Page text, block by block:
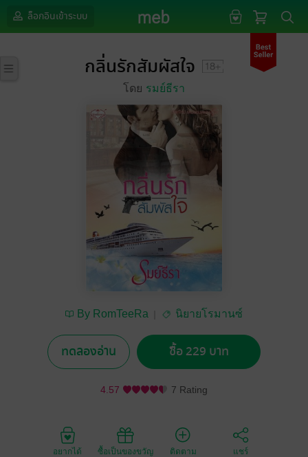
ล็อกอินเข้าระบบ
กลิ่นรักสัมผัสใจ
โดย รมย์ธีรา
By RomTeeRa นิยายโรมานซ์
ทดลองอ่าน ซื้อ 229 บาท
4.57 7 Rating
อยากได้ ซื้อเป็นของขวัญ ติดตาม แชร์